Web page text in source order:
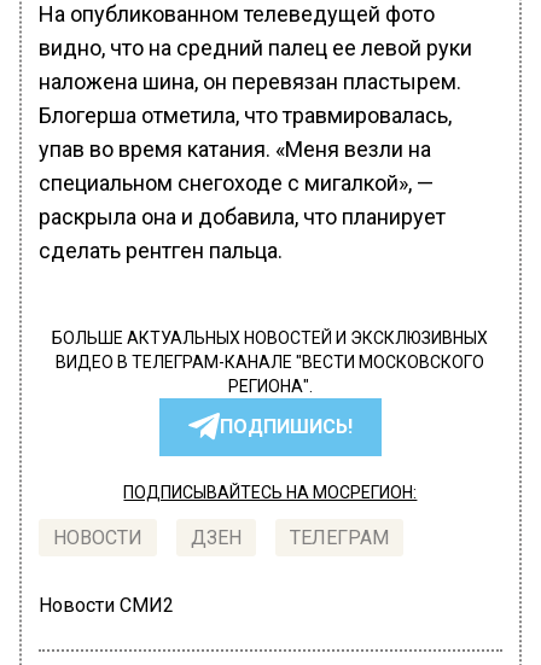
На опубликованном телеведущей фото
видно, что на средний палец ее левой руки
наложена шина, он перевязан пластырем.
Блогерша отметила, что травмировалась,
упав во время катания. «Меня везли на
специальном снегоходе с мигалкой», —
раскрыла она и добавила, что планирует
сделать рентген пальца.
БОЛЬШЕ АКТУАЛЬНЫХ НОВОСТЕЙ И ЭКСКЛЮЗИВНЫХ
ВИДЕО В ТЕЛЕГРАМ-КАНАЛЕ "ВЕСТИ МОСКОВСКОГО
РЕГИОНА".
ПОДПИШИСЬ!
ПОДПИСЫВАЙТЕСЬ НА МОСРЕГИОН:
НОВОСТИ ДЗЕН ТЕЛЕГРАМ
Новости СМИ2